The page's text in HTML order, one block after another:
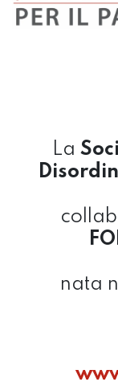
La
nata